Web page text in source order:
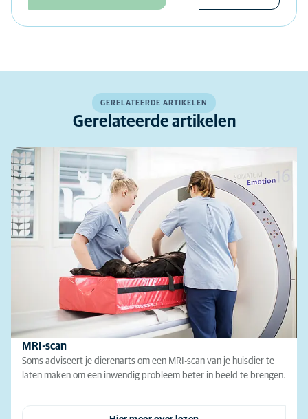
GERELATEERDE ARTIKELEN
Gerelateerde artikelen
MRI-scan
Soms adviseert je dierenarts om een MRI-scan van je huisdier te
laten maken om een inwendig probleem beter in beeld te brengen.